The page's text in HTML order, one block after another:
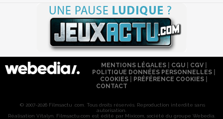
MENTIONS LÉGALES| CGU| CGV|
POLITIQUE DONNÉES PERSONNELLES
COOKIES
PRÉFÉRENCE COOKIES
CONTACT
© 2007-2026 Filmsactu .com. Tous droits réservés. Reproduction interdite sans
autorisation.
Réalisation Vitalyn . Filmsactu .com est édité par Mixicom, société du groupe Webedia.